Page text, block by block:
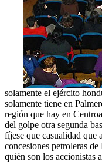
solamente el ejército
solamente tiene en
región que hay en
del golpe otra segunda
fíjese que casualidad que
concesiones petroleras
quién son los accionistas